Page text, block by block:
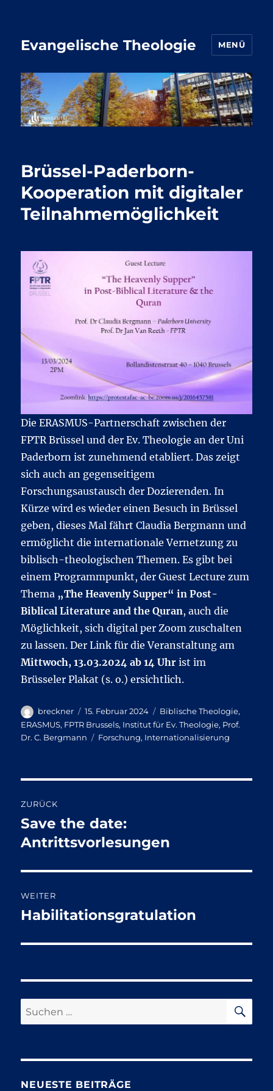
Evangelische Theologie MENÜ
Brüssel-Paderborn-
Kooperation mit digitaler
Teilnahmemöglichkeit
Die ERASMUS-Partnerschaft zwischen der
FPTR Brüssel und der Ev. Theologie an der Uni
Paderborn ist zunehmend etabliert. Das zeigt
sich auch an gegenseitigem
Forschungsaustausch der Dozierenden. In
Kürze wird es wieder einen Besuch in Brüssel
geben, dieses Mal fährt Claudia Bergmann und
ermöglicht die internationale Vernetzung zu
biblisch-theologischen Themen. Es gibt bei
einem Programmpunkt, der Guest Lecture zum
Thema „The Heavenly Supper“ in Post-
Biblical Literature and the Quran, auch die
Möglichkeit, sich digital per Zoom zuschalten
zu lassen. Der Link für die Veranstaltung am
Mittwoch, 13.03.2024 ab 14 Uhr ist im
Brüsseler Plakat (s. o.) ersichtlich.
Autor
breckner
Veröffentlicht
am
15. Februar 2024 Kategorien
Biblische Theologie,
ERASMUS, FPTR Brussels, Institut für Ev. Theologie, Prof.
Dr. C. Bergmann
Schlagwörter
Forschung, Internationalisierung
ZURÜCK
Vorheriger
Beitrag:
Save the date:
Antrittsvorlesungen
WEITER
Nächster
Habilitationsgratulation
Suchen
nach:
NEUESTE BEITRÄGE